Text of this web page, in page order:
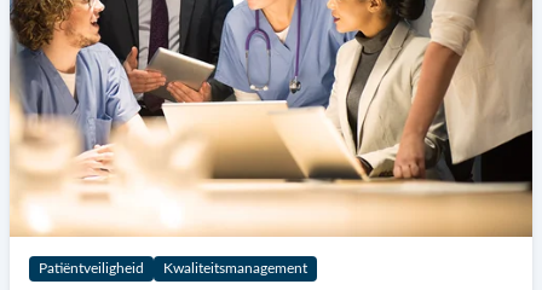
Patiëntveiligheid Kwaliteitsmanagement